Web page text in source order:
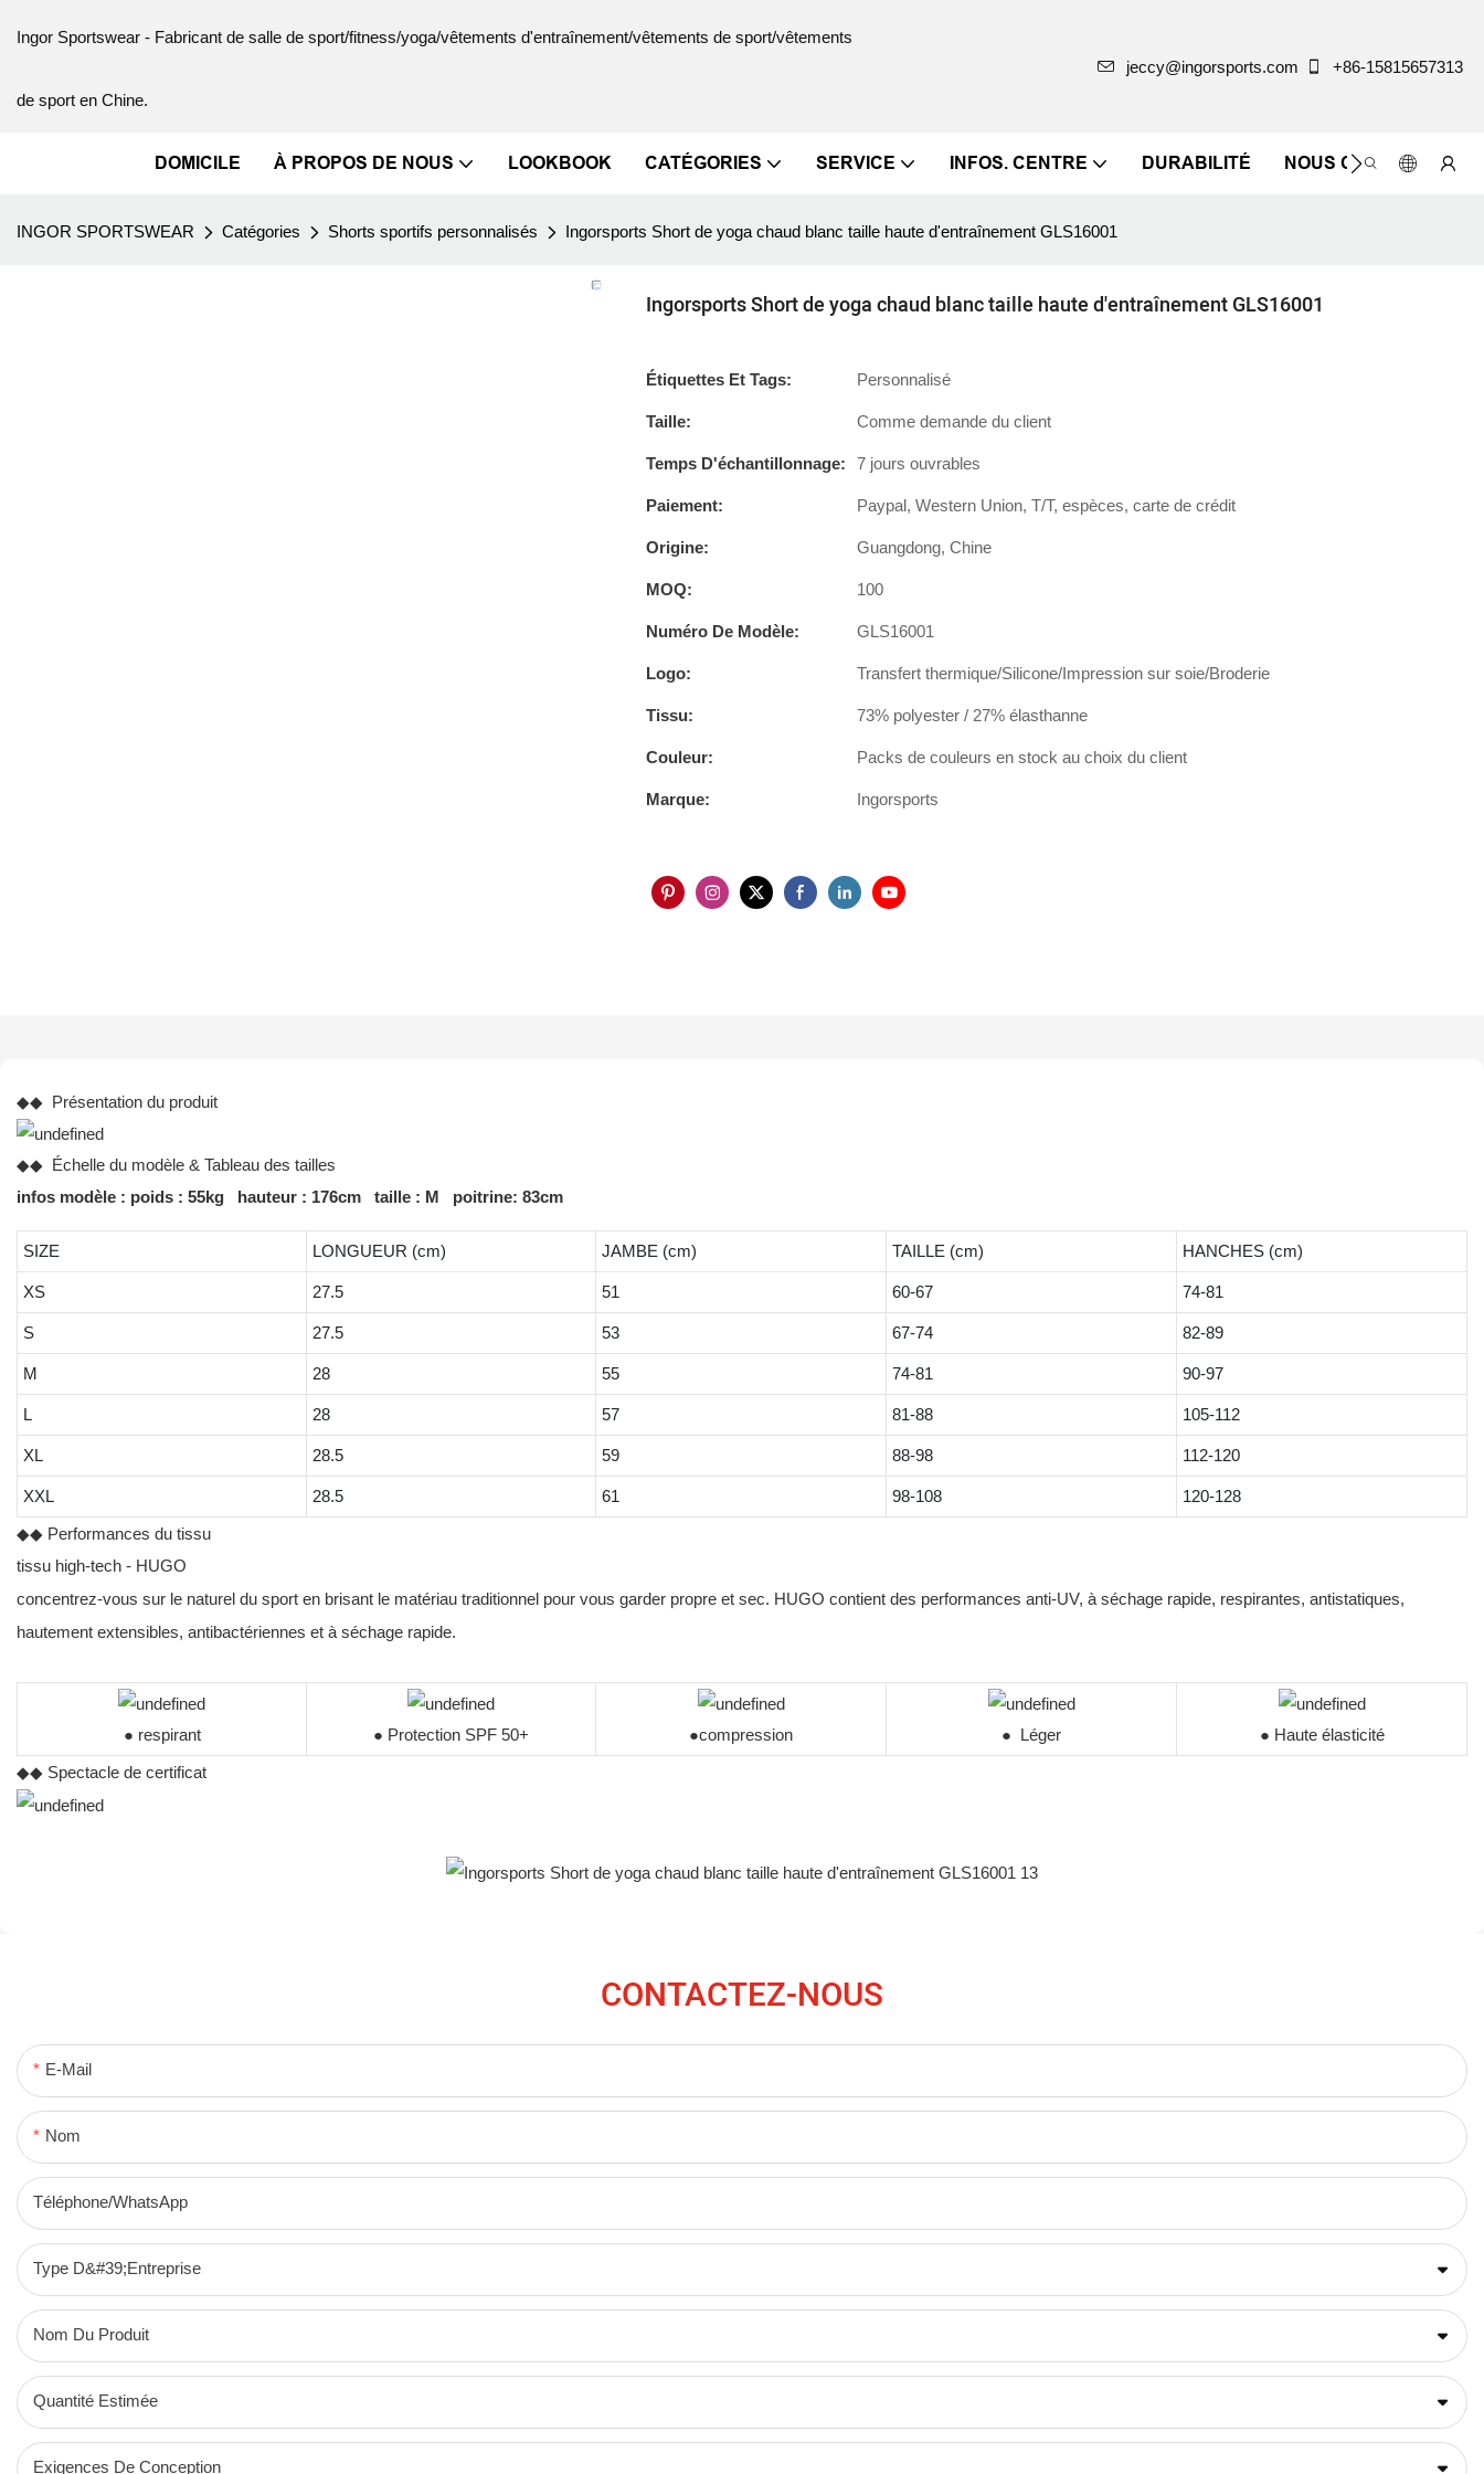
Ingor Sportswear - Fabricant de salle de sport/fitness/yoga/vêtements d'entraînement/vêtements de sport/vêtements
de sport en Chine.
jeccy@ingorsports.com +86-15815657313
DOMICILE À PROPOS DE NOUS LOOKBOOK CATÉGORIES SERVICE INFOS. CENTRE DURABILITÉ NOUS CONTACTER
INGOR SPORTSWEAR Catégories Shorts sportifs personnalisés Ingorsports Short de yoga chaud blanc taille haute d'entraînement GLS16001
Ingorsports Short de yoga chaud blanc taille haute d'entraînement GLS16001
Étiquettes Et Tags: Personnalisé
Taille: Comme demande du client
Temps D'échantillonnage: 7 jours ouvrables
Paiement: Paypal, Western Union, T/T, espèces, carte de crédit
Origine: Guangdong, Chine
MOQ: 100
Numéro De Modèle: GLS16001
Logo: Transfert thermique/Silicone/Impression sur soie/Broderie
Tissu: 73% polyester / 27% élasthanne
Couleur: Packs de couleurs en stock au choix du client
Marque: Ingorsports
◆◆ Présentation du produit
◆◆ Échelle du modèle & Tableau des tailles
infos modèle : poids : 55kg hauteur : 176cm taille : M poitrine: 83cm
SIZE LONGUEUR (cm) JAMBE (cm) TAILLE (cm) HANCHES (cm)
XS 27.5 51 60-67 74-81
S 27.5 53 67-74 82-89
M 28 55 74-81 90-97
L 28 57 81-88 105-112
XL 28.5 59 88-98 112-120
XXL 28.5 61 98-108
120-128
◆◆ Performances du tissu
tissu high-tech - HUGO
concentrez-vous sur le naturel du sport en brisant le matériau traditionnel pour vous garder propre et sec. HUGO contient des performances anti-UV, à séchage rapide, respirantes, antistatiques,
hautement extensibles, antibactériennes et à séchage rapide.
● respirant ● Protection SPF 50+ ●compression ● Léger
● Haute élasticité
◆◆ Spectacle de certificat
CONTACTEZ-NOUS
E-Mail
Nom
Téléphone/WhatsApp
Type D&#39;entreprise
Nom Du Produit
Quantité Estimée
Exigences De Conception